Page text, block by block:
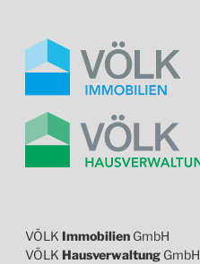
VÖLK Immobilien GmbH
VÖLK Hausverwaltung GmbH